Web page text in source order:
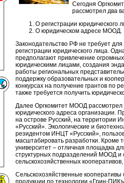
Сегодня
рассмотрел два
О регистрации юридического
О юридическом адресе МООД.
Законодательство РФ не требует
регистрации юридического лица.
предполагают привлечение
юридическими лицами, создания
работы региональных
поддержку образовательных и
конкурсах на получение грантов по
также требуется получить
Далее Оргкомитет МООД рассмотрел
юридического адреса организации.
на острове Русский, на территории
«Русский». Экологические и
резидентом ИНЦТ «Русский»,
масштабировать разработки. Кроме
университет – отличная площадка
структурных подразделений МООД и
сельскохозяйственных
Сельскохозяйственные
продукции по технологии «Грин-